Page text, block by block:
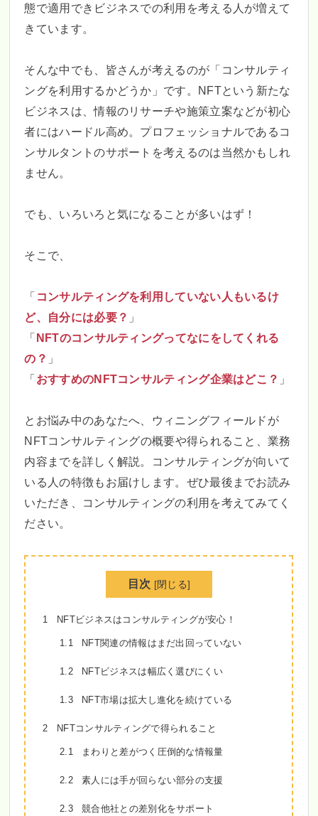
態で適用できビジネスでの利用を考える人が増えて
きています。
そんな中でも、皆さんが考えるのが「コンサルティ
ングを利用するかどうか」です。NFTという新たな
ビジネスは、情報のリサーチや施策立案などが初心
者にはハードル高め。プロフェッショナルであるコ
ンサルタントのサポートを考えるのは当然かもしれ
ません。
でも、いろいろと気になることが多いはず！
そこで、
「 コンサルティングを利用していない人もいるけ
ど、自分には必要？ 」
「NFTのコンサルティングってなにをしてくれる
の？ 」
「おすすめのNFTコンサルティング企業はどこ？ 」
とお悩み中のあなたへ、ウィニングフィールドが
NFTコンサルティングの概要や得られること、業務
内容までを詳しく解説。コンサルティングが向いて
いる人の特徴もお届けします。ぜひ最後までお読み
いただき、コンサルティングの利用を考えてみてく
ださい。
目次 [閉じる]
1 NFTビジネスはコンサルティングが安心！
1.1 NFT関連の情報はまだ出回っていない
1.2 NFTビジネスは幅広く選びにくい
1.3 NFT市場は拡大し進化を続けている
2 NFTコンサルティングで得られること
2.1 まわりと差がつく圧倒的な情報量
2.2 素人には手が回らない部分の支援
2.3 競合他社との差別化をサポート